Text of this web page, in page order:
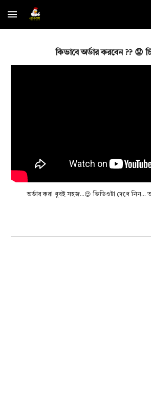
Skip to main content
কিভাবে অর্ডার করবেন ?? 😟
অর্ডার কর খুবই সহজ...😍 ভিডিওটা দেখে নিন...